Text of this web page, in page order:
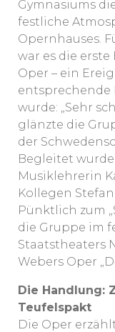
Gymnasiums
festliche
Opernhauses.
war es die
Oper – ein
wurde: „Sehr
glänzte die
der
Begleitet
Musiklehrerin
Kollegen
Pünktlich zum
die Gruppe im
Staatstheaters
Webers Oper
Die Handlung:
Teufelspakt
Die Oper